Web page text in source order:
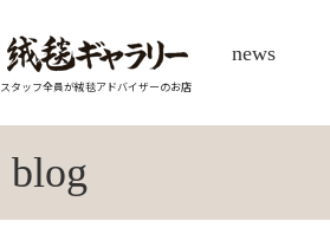
スタッフ全員が絨毯アドバイザーのお店
news
blog